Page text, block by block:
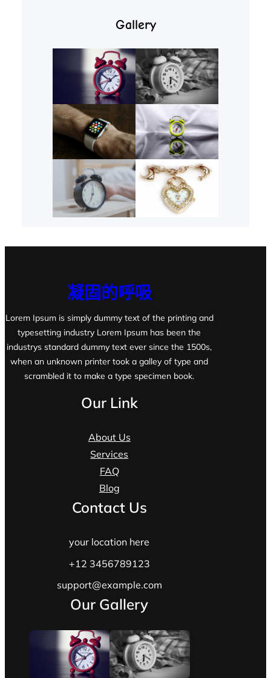
Gallery
凝固的呼吸
Lorem Ipsum is simply dummy text of the printing and
typesetting industry Lorem Ipsum has been the
industrys standard dummy text ever since the 1500s,
when an unknown printer took a galley of type and
scrambled it to make a type specimen book.
Our Link
About Us
Services
FAQ
Blog
Contact Us
your location here
+12 3456789123
support@example.com
Our Gallery